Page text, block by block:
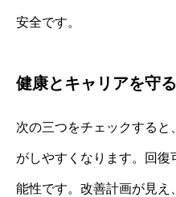
安全です。
健康とキャリアを守
次の三つをチェックする
がしやすくなります。回
能性です。改善計画が見え